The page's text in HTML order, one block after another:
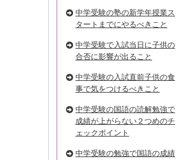
中学受験の塾の新学年授業ス
タートまでにやるべきこと
中学受験で入試当日に子供の
合否に影響が出ること
中学受験の入試直前子供の食
事で気をつけるべきこと
中学受験の国語の読解勉強で
成績が上がらない２つめのチ
ェックポイント
中学受験の勉強で国語の成績